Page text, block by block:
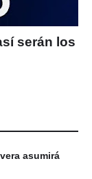
serán los
asumirá